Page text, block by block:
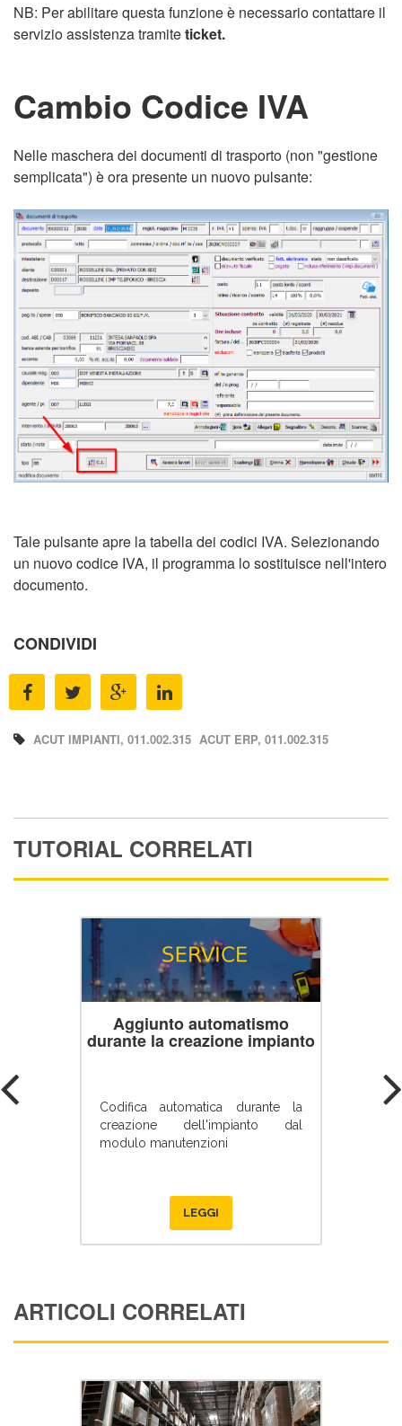
NB: Per abilitare questa funzione è necessario contattare il
servizio assistenza tramiteticket.
Cambio Codice IVA
Nelle maschera dei documenti di trasporto (non "gestione
semplicata") è ora presente un nuovo pulsante:
Tale pulsante apre la tabella dei codici IVA. Selezionando
un nuovo codice IVA, il programma lo sostituisce nell'intero
documento.
CONDIVIDI
ACUT IMPIANTI, 011.002.315 ACUT ERP, 011.002.315
TUTORIAL CORRELATI
Aggiunto automatismo
durante la creazione impianto
Codifica automatica durante la
creazione dell'impianto dal
modulo manutenzioni
LEGGI
ARTICOLI CORRELATI